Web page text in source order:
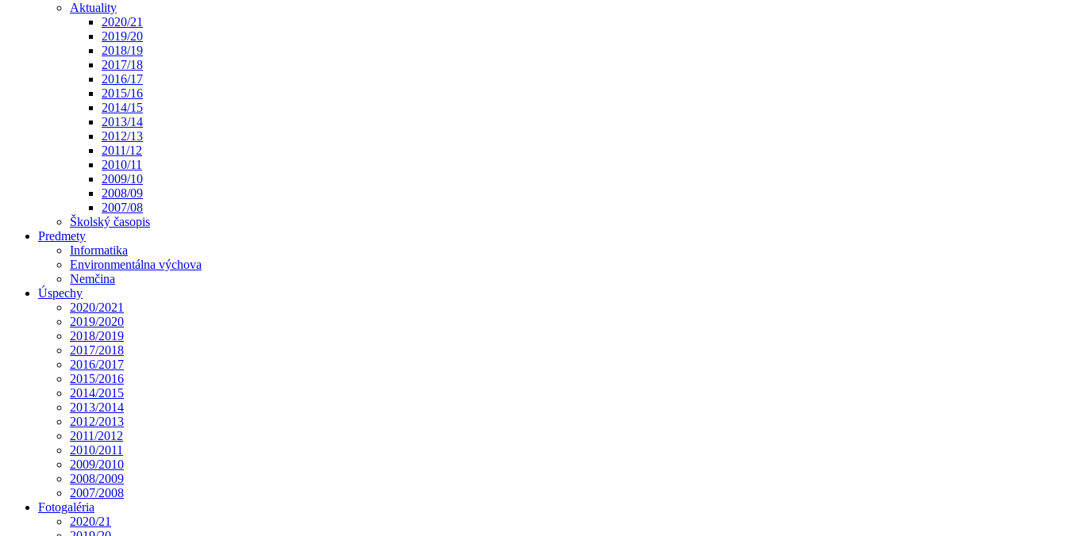
Aktuality
2020/21
2019/20
2018/19
2017/18
2016/17
2015/16
2014/15
2013/14
2012/13
2011/12
2010/11
2009/10
2008/09
2007/08
Školský časopis
Predmety
Informatika
Environmentálna výchova
Nemčina
Úspechy
2020/2021
2019/2020
2018/2019
2017/2018
2016/2017
2015/2016
2014/2015
2013/2014
2012/2013
2011/2012
2010/2011
2009/2010
2008/2009
2007/2008
Fotogaléria
2020/21